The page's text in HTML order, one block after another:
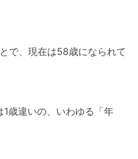
で、現在は58歳になられて
歳違いの、いわゆる「年